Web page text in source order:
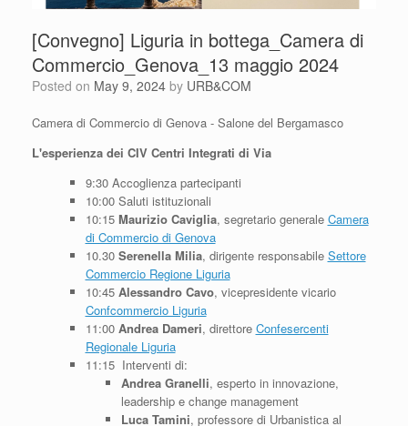
[Convegno] Liguria in bottega_Camera di
Commercio_Genova_13 maggio 2024
Posted on May 9, 2024 by URB&COM
Camera di Commercio di Genova - Salone del Bergamasco
L'esperienza dei CIV Centri Integrati di Via
9:30 Accoglienza partecipanti
10:00 Saluti istituzionali
10:15 Maurizio Caviglia, segretario generale Camera
di Commercio di Genova
10.30 Serenella Milia, dirigente responsabile Settore
Commercio Regione Liguria
10:45 Alessandro Cavo, vicepresidente vicario
Confcommercio Liguria
11:00 Andrea Dameri, direttore Confesercenti
Regionale Liguria
11:15 Interventi di:
Andrea Granelli, esperto in innovazione,
leadership e change management
Luca Tamini, professore di Urbanistica al